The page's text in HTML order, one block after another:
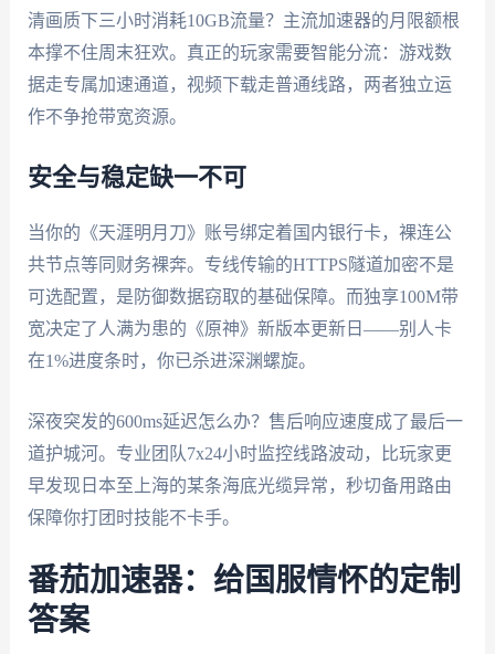
清画质下三小时消耗10GB流量？主流加速器的月限额根
本撑不住周末狂欢。真正的玩家需要智能分流：游戏数
据走专属加速通道，视频下载走普通线路，两者独立运
作不争抢带宽资源。
安全与稳定缺一不可
当你的《天涯明月刀》账号绑定着国内银行卡，裸连公
共节点等同财务裸奔。专线传输的HTTPS隧道加密不是
可选配置，是防御数据窃取的基础保障。而独享100M带
宽决定了人满为患的《原神》新版本更新日——别人卡
在1%进度条时，你已杀进深渊螺旋。
深夜突发的600ms延迟怎么办？售后响应速度成了最后一
道护城河。专业团队7x24小时监控线路波动，比玩家更
早发现日本至上海的某条海底光缆异常，秒切备用路由
保障你打团时技能不卡手。
番茄加速器：给国服情怀的定制
答案